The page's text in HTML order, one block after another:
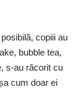
copiii au
bubble tea,
s-au răcorit cu
cum doar ei